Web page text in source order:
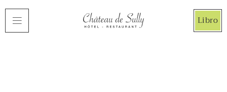
Libro
Panel de gestión de cookies